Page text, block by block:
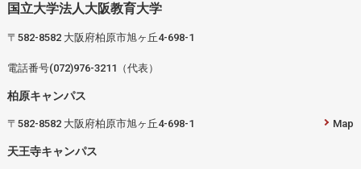
国立大学法人大阪教育大学
〒582-8582 大阪府柏原市旭ヶ丘4-698-1
電話番号(072)976-3211（代表）
柏原キャンパス
〒582-8582 大阪府柏原市旭ヶ丘4-698-1 Map
天王寺キャンパス